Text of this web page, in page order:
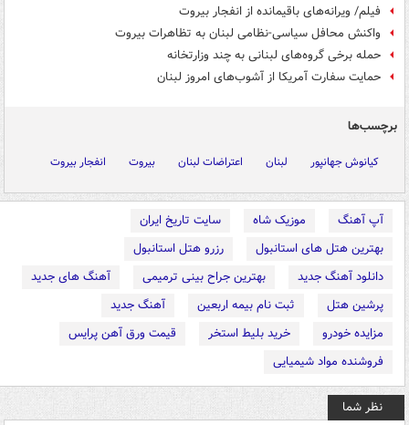
فیلم/ ویرانه‌های باقیمانده از انفجار بیروت
واکنش محافل سیاسی-نظامی لبنان به تظاهرات بیروت
حمله برخی گروه‌های لبنانی به چند وزارتخانه
حمایت سفارت آمریکا از آشوب‌های امروز لبنان
برچسب‌ها
کیانوش جهانپور لبنان اعتراضات لبنان بیروت انفجار بیروت
آپ آهنگ موزیک شاه
سایت تاریخ ایران
بهترین هتل های استانبول
رزرو هتل استانبول
دانلود آهنگ جدید
بهترین جراح بینی ترمیمی
آهنگ های جدید
پرشین هتل
ثبت نام بیمه اربعین
آهنگ جدید
مزایده خودرو
خرید بلیط استخر
قیمت ورق آهن پرایس
فروشنده مواد شیمیایی
نظر شما